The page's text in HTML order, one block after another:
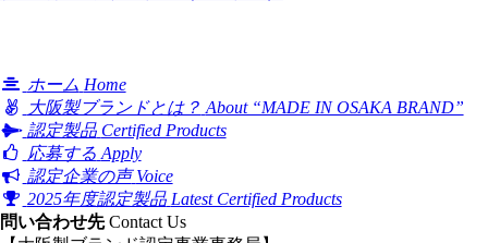
ホーム Home
大阪製ブランドとは？ About “MADE IN OSAKA BRAND”
認定製品 Certified Products
応募する Apply
認定企業の声 Voice
2025年度認定製品 Latest Certified Products
問い合わせ先 Contact Us